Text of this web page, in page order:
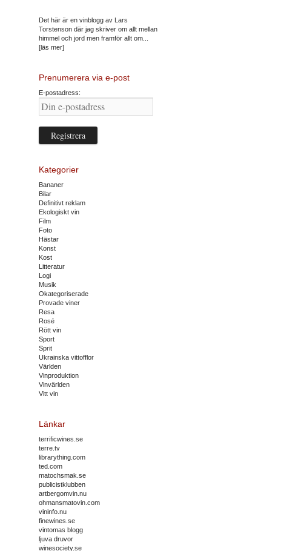
Det här är en vinblogg av Lars
Torstenson där jag skriver om allt mellan
himmel och jord men framför allt om...
[läs mer]
Prenumerera via e-post
E-postadress:
Kategorier
Bananer
Bilar
Definitivt reklam
Ekologiskt vin
Film
Foto
Hästar
Konst
Kost
Litteratur
Logi
Musik
Okategoriserade
Provade viner
Resa
Rosé
Rött vin
Sport
Sprit
Ukrainska vittofflor
Världen
Vinproduktion
Vinvärlden
Vitt vin
Länkar
terrificwines.se
terre.tv
librarything.com
ted.com
matochsmak.se
publicistklubben
artbergomvin.nu
ohmansmatovin.com
vininfo.nu
finewines.se
vintomas blogg
ljuva druvor
winesociety.se